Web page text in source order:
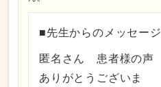
■先生からのメッセージ
匿名さん 患者様の声
ありがとうございま